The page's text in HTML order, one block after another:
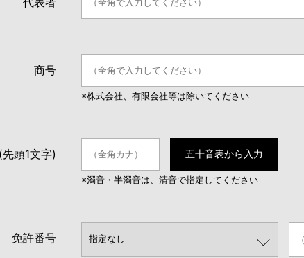
商号
※株式会社、有限会社等は除いてください
頭1文字) 五十音表から入力
※濁音・半濁音は、清音で指定してください
免許番号